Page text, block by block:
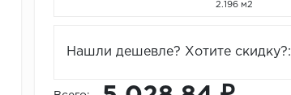
2.196 м2
Нашли дешевле? Хотите скидку?: